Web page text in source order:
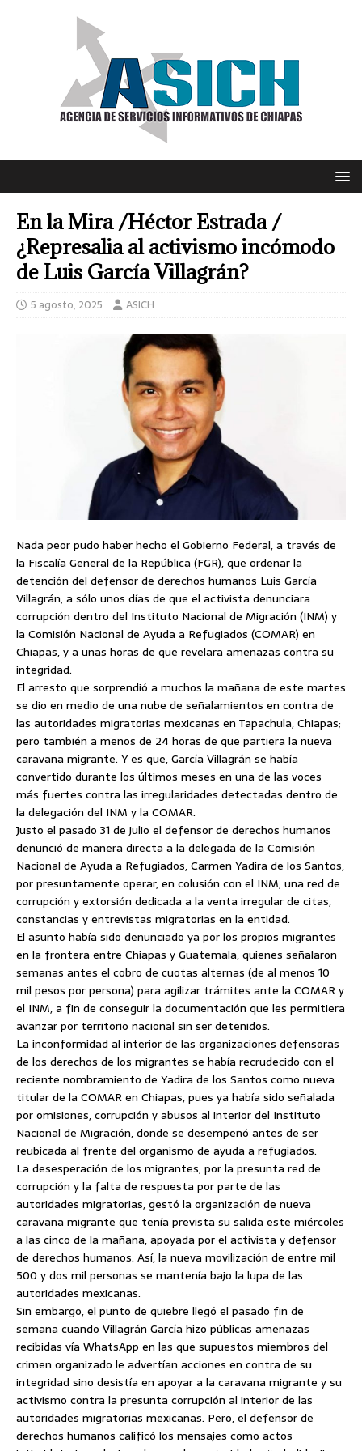
En la Mira /Héctor Estrada /
¿Represalia al activismo incómodo
de Luis García Villagrán?
5 agosto, 2025 ASICH
Nada peor pudo haber hecho el Gobierno Federal, a través de
la Fiscalía General de la República (FGR), que ordenar la
detención del defensor de derechos humanos Luis García
Villagrán, a sólo unos días de que el activista denunciara
corrupción dentro del Instituto Nacional de Migración (INM) y
la Comisión Nacional de Ayuda a Refugiados (COMAR) en
Chiapas, y a unas horas de que revelara amenazas contra su
integridad.
El arresto que sorprendió a muchos la mañana de este martes
se dio en medio de una nube de señalamientos en contra de
las autoridades migratorias mexicanas en Tapachula, Chiapas;
pero también a menos de 24 horas de que partiera la nueva
caravana migrante. Y es que, García Villagrán se había
convertido durante los últimos meses en una de las voces
más fuertes contra las irregularidades detectadas dentro de
la delegación del INM y la COMAR.
Justo el pasado 31 de julio el defensor de derechos humanos
denunció de manera directa a la delegada de la Comisión
Nacional de Ayuda a Refugiados, Carmen Yadira de los Santos,
por presuntamente operar, en colusión con el INM, una red de
corrupción y extorsión dedicada a la venta irregular de citas,
constancias y entrevistas migratorias en la entidad.
El asunto había sido denunciado ya por los propios migrantes
en la frontera entre Chiapas y Guatemala, quienes señalaron
semanas antes el cobro de cuotas alternas (de al menos 10
mil pesos por persona) para agilizar trámites ante la COMAR y
el INM, a fin de conseguir la documentación que les permitiera
avanzar por territorio nacional sin ser detenidos.
La inconformidad al interior de las organizaciones defensoras
de los derechos de los migrantes se había recrudecido con el
reciente nombramiento de Yadira de los Santos como nueva
titular de la COMAR en Chiapas, pues ya había sido señalada
por omisiones, corrupción y abusos al interior del Instituto
Nacional de Migración, donde se desempeñó antes de ser
reubicada al frente del organismo de ayuda a refugiados.
La desesperación de los migrantes, por la presunta red de
corrupción y la falta de respuesta por parte de las
autoridades migratorias, gestó la organización de nueva
caravana migrante que tenía prevista su salida este miércoles
a las cinco de la mañana, apoyada por el activista y defensor
de derechos humanos. Así, la nueva movilización de entre mil
500 y dos mil personas se mantenía bajo la lupa de las
autoridades mexicanas.
Sin embargo, el punto de quiebre llegó el pasado fin de
semana cuando Villagrán García hizo públicas amenazas
recibidas vía WhatsApp en las que supuestos miembros del
crimen organizado le advertían acciones en contra de su
integridad sino desistía en apoyar a la caravana migrante y su
activismo contra la presunta corrupción al interior de las
autoridades migratorias mexicanas. Pero, el defensor de
derechos humanos calificó los mensajes como actos